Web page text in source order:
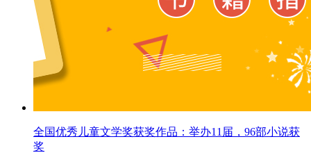
全国优秀儿童文学奖获奖作品：举办11届，96部小说获
奖